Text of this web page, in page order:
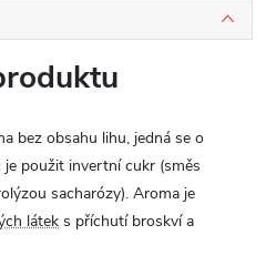
bez obsahu lihu, jedná se o
je použit invertní cukr (směs
sacharózy). Aroma je
látek s příchutí broskví a